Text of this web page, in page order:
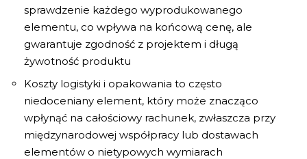
sprawdzenie każdego wyprodukowanego
elementu, co wpływa na końcową cenę, ale
gwarantuje zgodność z projektem i długą
żywotność produktu
Koszty logistyki i opakowania to często
niedoceniany element, który może znacząco
wpłynąć na całościowy rachunek, zwłaszcza przy
międzynarodowej współpracy lub dostawach
elementów o nietypowych wymiarach